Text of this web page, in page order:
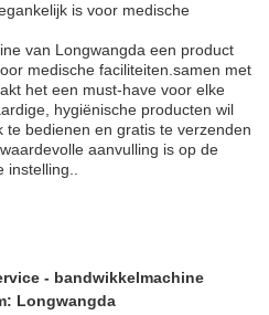
is voor medische
van Longwangda een product
medische faciliteiten.samen met
het een must-have voor elke
hygiënische producten wil
te bedienen en gratis te verzenden
aanvulling is op de
- bandwikkelmachine
Longwangda